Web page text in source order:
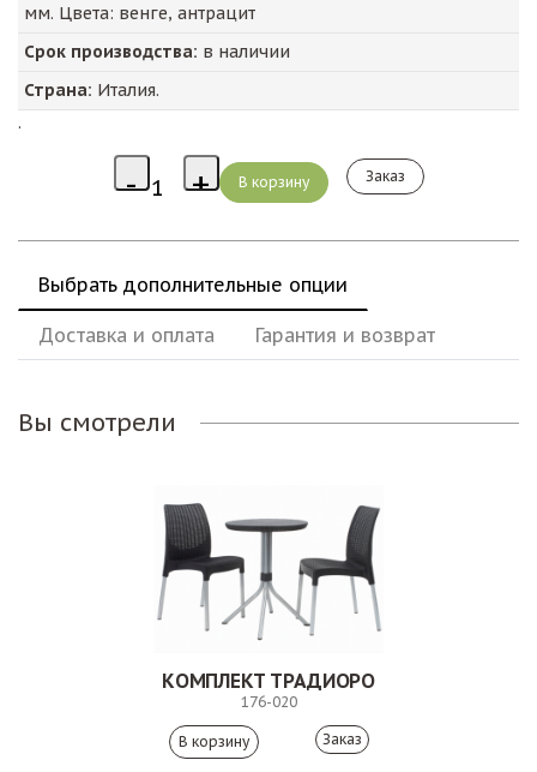
мм. Цвета: венге, антрацит
Срок производства: в наличии
Страна: Италия.
.
Заказ
Выбрать дополнительные опции
Доставка и оплата Гарантия и возврат
Вы смотрели
КОМПЛЕКТ ТРАДИОРО
176-020
Заказ